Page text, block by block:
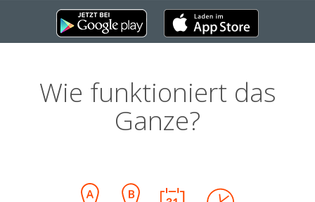
Wie funktioniert das
Ganze?